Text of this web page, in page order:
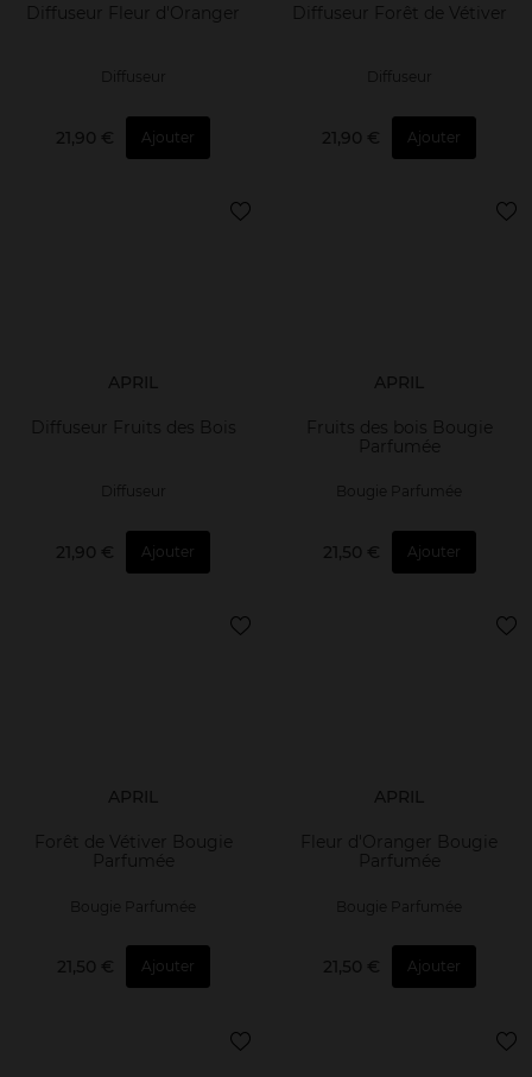
Diffuseur Fleur d'Oranger
21,90 € Ajouter
Diffuseur Forêt de Vétiver
21,90 € Ajouter
APRIL
Diffuseur Fruits des Bois
21,90 € Ajouter
APRIL
Fruits des bois Bougie
Parfumée
Bougie Parfumée
21,50 € Ajouter
APRIL
Forêt de Vétiver Bougie
Parfumée
Bougie Parfumée
21,50 € Ajouter
APRIL
Fleur d'Oranger Bougie
Parfumée
Bougie Parfumée
21,50 € Ajouter